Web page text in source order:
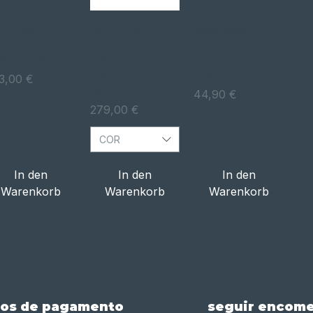
€
In den
Warenkorb
Preis
279,00 €
COR
In den
Warenkorb
Preis
44,90 €
In den
Warenkorb
de pagamento seguir